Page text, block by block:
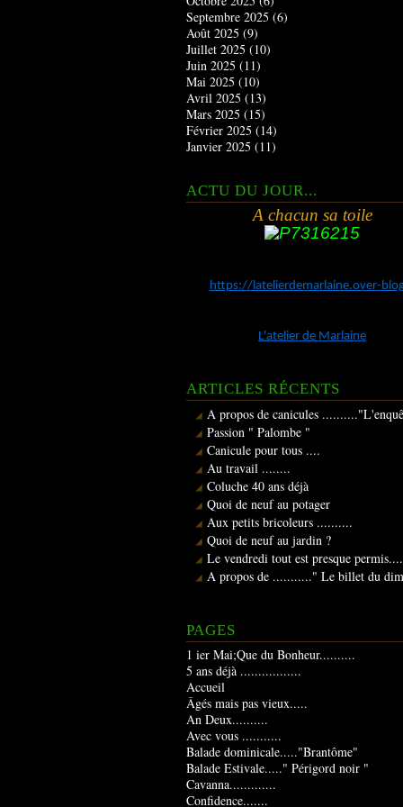
Septembre 2025 (6)
Août 2025 (9)
Juillet 2025 (10)
Juin 2025 (11)
Mai 2025 (10)
Avril 2025 (13)
Mars 2025 (15)
Février 2025 (14)
Janvier 2025 (11)
ACTU DU JOUR...
A chacun sa toile
https://latelierdemarlaine.over-
L'atelier de Marlaine
ARTICLES RÉCENTS
A propos de canicules
Passion " Palombe "
Canicule pour tous ....
Au travail ........
Coluche 40 ans déjà
Quoi de neuf au potager
Aux petits bricoleurs ..........
Quoi de neuf au jardin ?
Le vendredi tout est presque
A propos de ..........." Le billet du
PAGES
1 ier Mai;Que du Bonheur..........
5 ans déjà .................
Accueil
Âgés mais pas vieux.....
An Deux..........
Avec vous ...........
Balade dominicale....."Brantôme"
Balade Estivale....." Périgord noir "
Cavanna.............
Confidence.......